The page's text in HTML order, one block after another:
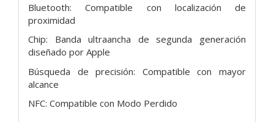
Bluetooth: Compatible con localización de
proximidad
Chip: Banda ultraancha de segunda generación
diseñado por Apple
Búsqueda de precisión: Compatible con mayor
alcance
NFC: Compatible con Modo Perdido